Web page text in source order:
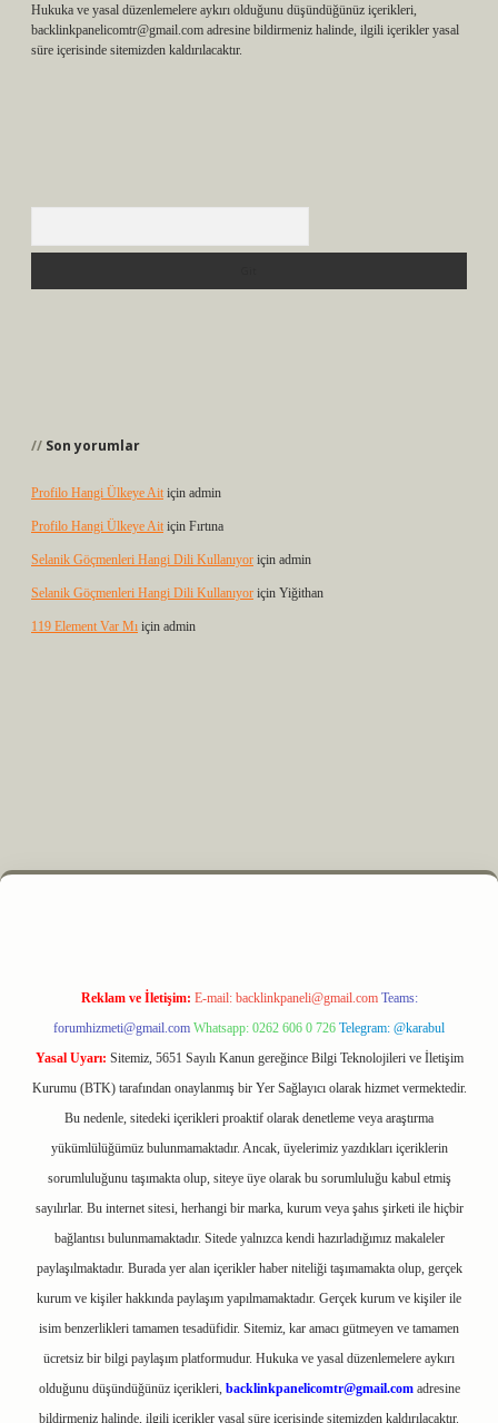
Hukuka ve yasal düzenlemelere aykırı olduğunu düşündüğünüz içerikleri,
backlinkpanelicomtr@gmail.com adresine bildirmeniz halinde, ilgili içerikler yasal
süre içerisinde sitemizden kaldırılacaktır.
Son yorumlar
Profilo Hangi Ülkeye Ait için admin
Profilo Hangi Ülkeye Ait için Fırtına
Selanik Göçmenleri Hangi Dili Kullanıyor için admin
Selanik Göçmenleri Hangi Dili Kullanıyor için Yiğithan
119 Element Var Mı için admin
Reklam ve İletişim: E-mail: backlinkpaneli@gmail.com Teams:
forumhizmeti@gmail.com Whatsapp: 0262 606 0 726 Telegram: @karabul
Yasal Uyarı: Sitemiz, 5651 Sayılı Kanun gereğince Bilgi Teknolojileri ve İletişim
Kurumu (BTK) tarafından onaylanmış bir Yer Sağlayıcı olarak hizmet vermektedir.
Bu nedenle, sitedeki içerikleri proaktif olarak denetleme veya araştırma
yükümlülüğümüz bulunmamaktadır. Ancak, üyelerimiz yazdıkları içeriklerin
sorumluluğunu taşımakta olup, siteye üye olarak bu sorumluluğu kabul etmiş
sayılırlar. Bu internet sitesi, herhangi bir marka, kurum veya şahıs şirketi ile hiçbir
bağlantısı bulunmamaktadır. Sitede yalnızca kendi hazırladığımız makaleler
paylaşılmaktadır. Burada yer alan içerikler haber niteliği taşımamakta olup, gerçek
kurum ve kişiler hakkında paylaşım yapılmamaktadır. Gerçek kurum ve kişiler ile
isim benzerlikleri tamamen tesadüfidir. Sitemiz, kar amacı gütmeyen ve tamamen
ücretsiz bir bilgi paylaşım platformudur. Hukuka ve yasal düzenlemelere aykırı
olduğunu düşündüğünüz içerikleri, backlinkpanelicomtr@gmail.comadresine
bildirmeniz halinde, ilgili içerikler yasal süre içerisinde sitemizden kaldırılacaktır.